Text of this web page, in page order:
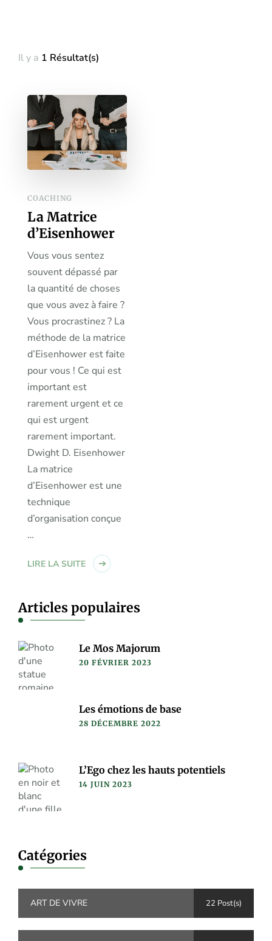
Il y a 1 Résultat(s)
COACHING
La Matrice
d’Eisenhower
Vous vous sentez
souvent dépassé par
la quantité de choses
que vous avez à faire ?
Vous procrastinez ? La
méthode de la matrice
d’Eisenhower est faite
pour vous ! Ce qui est
important est
rarement urgent et ce
qui est urgent
rarement important.
Dwight D. Eisenhower
La matrice
d’Eisenhower est une
technique
d’organisation conçue
…
LIRE LA SUITE
Articles populaires
Le Mos Majorum
20 FÉVRIER 2023
Les émotions de base
28 DÉCEMBRE 2022
L’Ego chez les hauts potentiels
14 JUIN 2023
Catégories
ART DE VIVRE 22 Post(s)